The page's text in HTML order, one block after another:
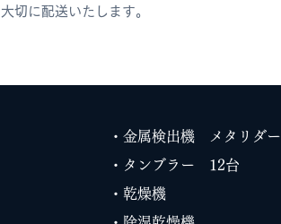
大切に配送いたします。
・金属検出機 メタリダー
・タンブラー 12台
・乾燥機